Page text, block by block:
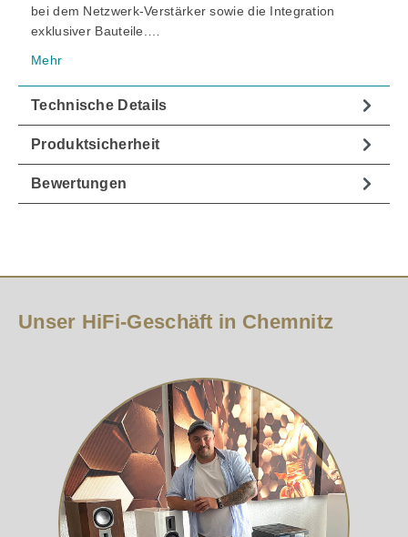
bei dem Netzwerk-Verstärker sowie die Integration
exklusiver Bauteile.…
Mehr
Technische Details
Produktsicherheit
Bewertungen
Unser HiFi-Geschäft in Chemnitz